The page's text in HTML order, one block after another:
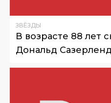
ЗВЁЗДЫ
В возрасте 88 лет
Дональд Сазерленд